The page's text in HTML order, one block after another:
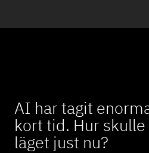
AI har tagit
kort tid. Hur
läget just nu?